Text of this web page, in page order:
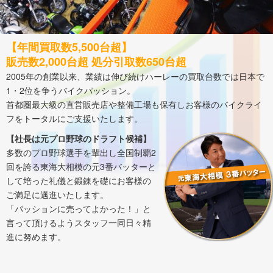
【年間買取数5,500台超】
販売数2,000台超 処分引取数650台超
2005年の創業以来、業績は伸び続けハーレーの買取台数では日本で
1・2位を争うバイクパッション。
首都圏最大級の直営販売店や整備工場も保有しお客様のバイクライ
フをトータルにご支援いたします。
【社長は元プロ野球のドラフト候補】
多数のプロ野球選手を輩出し全国制覇2
回を誇る東海大相模の元3番バッターと
して培った礼儀と鍛錬を礎にお客様の
ご満足に邁進いたします。
「パッションに売ってよかった！」と
言って頂けるようスタッフ一同日々精
進に努めます。